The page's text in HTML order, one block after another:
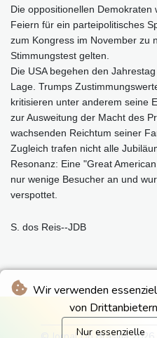
Wir verwenden
von
Nur essenzielle
Die oppositionellen
Feiern für ein parteipolitisches
zum Kongress im November zu
Stimmungstest gelten.
Die USA begehen den
Lage. Trumps
kritisieren unter anderem seine
zur Ausweitung der Macht des
wachsenden Reichtum seiner
Zugleich trafen nicht alle
Resonanz: Eine "Great
nur wenige Besucher an und
verspottet.
S. dos Reis--JDB